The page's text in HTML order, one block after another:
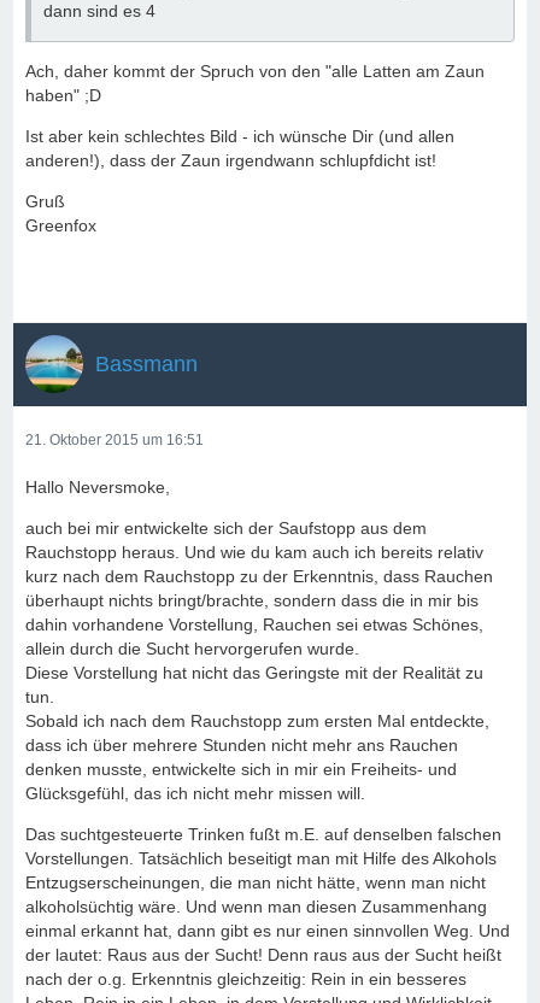
dann sind es 4
Ach, daher kommt der Spruch von den "alle Latten am Zaun
haben" ;D
Ist aber kein schlechtes Bild - ich wünsche Dir (und allen
anderen!), dass der Zaun irgendwann schlupfdicht ist!
Gruß
Greenfox
Bassmann
21. Oktober 2015 um 16:51
Hallo Neversmoke,
auch bei mir entwickelte sich der Saufstopp aus dem
Rauchstopp heraus. Und wie du kam auch ich bereits relativ
kurz nach dem Rauchstopp zu der Erkenntnis, dass Rauchen
überhaupt nichts bringt/brachte, sondern dass die in mir bis
dahin vorhandene Vorstellung, Rauchen sei etwas Schönes,
allein durch die Sucht hervorgerufen wurde.
Diese Vorstellung hat nicht das Geringste mit der Realität zu
tun.
Sobald ich nach dem Rauchstopp zum ersten Mal entdeckte,
dass ich über mehrere Stunden nicht mehr ans Rauchen
denken musste, entwickelte sich in mir ein Freiheits- und
Glücksgefühl, das ich nicht mehr missen will.
Das suchtgesteuerte Trinken fußt m.E. auf denselben falschen
Vorstellungen. Tatsächlich beseitigt man mit Hilfe des Alkohols
Entzugserscheinungen, die man nicht hätte, wenn man nicht
alkoholsüchtig wäre. Und wenn man diesen Zusammenhang
einmal erkannt hat, dann gibt es nur einen sinnvollen Weg. Und
der lautet: Raus aus der Sucht! Denn raus aus der Sucht heißt
nach der o.g. Erkenntnis gleichzeitig: Rein in ein besseres